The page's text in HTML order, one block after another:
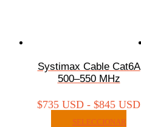
Systimax Cable Cat6A
500–550 MHz
$735 USD - $845 USD
SELECCIONAR